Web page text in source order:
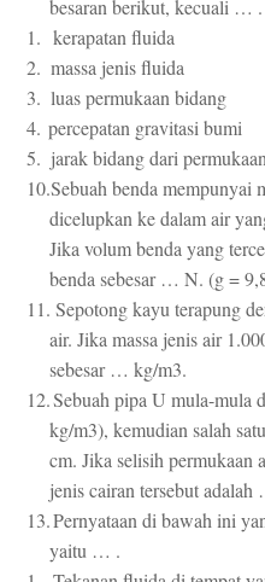
besaran berikut, kecuali … .
1. kerapatan fluida
2. massa jenis fluida
3. luas permukaan bidang
4. percepatan gravitasi bumi
5. jarak bidang dari
10.Sebuah benda mempunyai
dicelupkan ke dalam air
Jika volum benda yang
benda sebesar … N. (g =
11. Sepotong kayu terapung
air. Jika massa jenis air
sebesar … kg/m3.
12.Sebuah pipa U mula-mula
kg/m3), kemudian salah
cm. Jika selisih permukaan
jenis cairan tersebut
13.Pernyataan di bawah ini
yaitu … .